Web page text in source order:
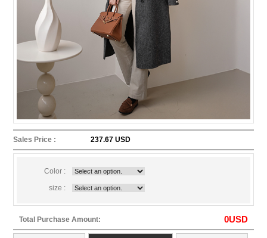
Sales Price : 237.67 USD
Color :
size :
Total Purchase Amount: 0USD